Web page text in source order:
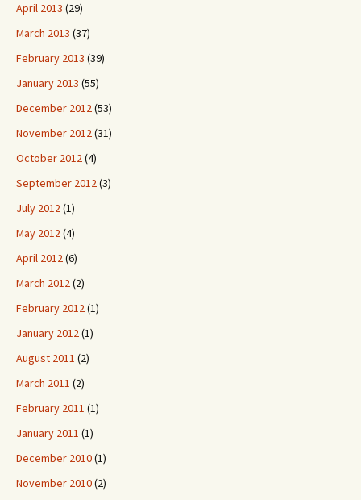
April 2013 (29)
March 2013 (37)
February 2013 (39)
January 2013 (55)
December 2012(53)
November 2012(31)
October 2012(4)
September 2012(3)
July 2012(1)
May 2012(4)
April 2012(6)
March 2012(2)
February 2012(1)
January 2012(1)
August 2011 (2)
March 2011 (2)
February 2011 (1)
January 2011 (1)
December 2010(1)
November 2010(2)